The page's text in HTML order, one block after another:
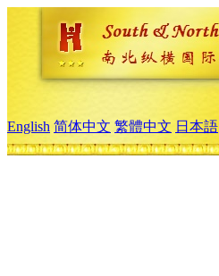
English 简体中文 繁體中文 日本語